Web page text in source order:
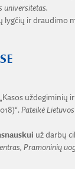
universitetas.
lygčių ir draudimo
uždegiminių
Pateikė
už darbų
Pramoninių